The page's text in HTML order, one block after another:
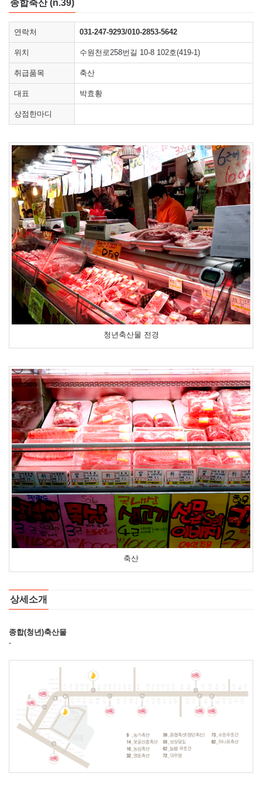
종합축산 (n.39)
연락처 031-247-9293/010-2853-5642
위치 수원천로258번길 10-8 102호(419-1)
취급품목 축산
대표 박효황
상점한마디
청년축산물 전경
축산
상세소개
종합(청년)축산물
-